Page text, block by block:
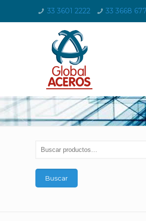
33 3601 2222 33 3668
Buscar